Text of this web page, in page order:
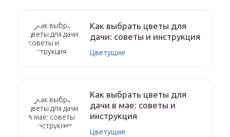
Как выбрать цветы для
дачи: советы и инструкция
Цветущие
Как выбрать цветы для
дачи в мае: советы и
инструкция
Цветущие